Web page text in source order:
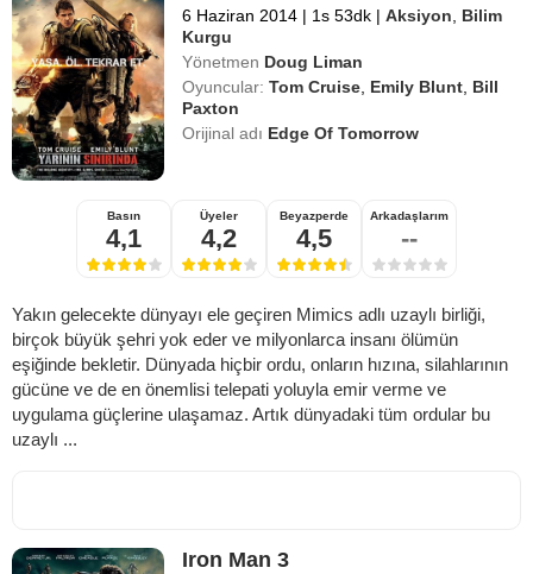
6 Haziran 2014 | 1s 53dk | Aksiyon, Bilim
Kurgu
Yönetmen Doug Liman
Oyuncular: Tom Cruise, Emily Blunt, Bill
Paxton
Orijinal adı Edge Of Tomorrow
Basın
4,1
Üyeler
4,2
Beyazperde
4,5
Arkadaşlarım
--
Yakın gelecekte dünyayı ele geçiren Mimics adlı uzaylı birliği,
birçok büyük şehri yok eder ve milyonlarca insanı ölümün
eşiğinde bekletir. Dünyada hiçbir ordu, onların hızına, silahlarının
gücüne ve de en önemlisi telepati yoluyla emir verme ve
uygulama güçlerine ulaşamaz. Artık dünyadaki tüm ordular bu
uzaylı ...
Iron Man 3